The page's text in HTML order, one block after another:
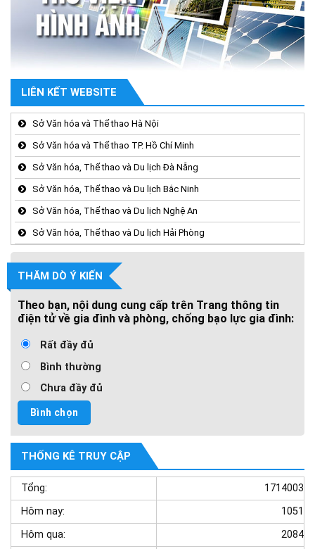
LIÊN KẾT WEBSITE
Sở Văn hóa và Thể thao Hà Nội
Sở Văn hóa và Thể thao TP. Hồ Chí Minh
Sở Văn hóa, Thể thao và Du lịch Đà Nẵng
Sở Văn hóa, Thể thao và Du lịch Bắc Ninh
Sở Văn hóa, Thể thao và Du lịch Nghệ An
Sở Văn hóa, Thể thao và Du lịch Hải Phòng
THĂM DÒ Ý KIẾN
Theo bạn, nội dung cung cấp trên Trang thông tin
điện tử về gia đình và phòng, chống bạo lực gia đình:
Rất đầy đủ
Bình thường
Chưa đầy đủ
THỐNG KÊ TRUY CẬP
Tổng:
1714003
Hôm nay:
1051
Hôm qua:
2084